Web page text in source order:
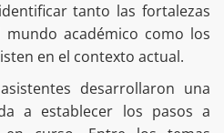
tanto las fortalezas
mundo académico como los
en el contexto actual.
desarrollaron una
a establecer los pasos a